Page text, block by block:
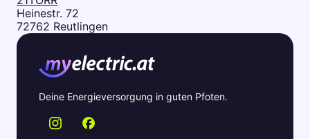
Heinestr. 72
72762 Reutlingen
Deine Energieversorgung in guten Pfoten.